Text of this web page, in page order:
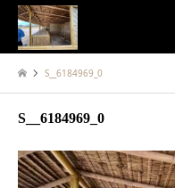
S__6184969_0
S__6184969_0